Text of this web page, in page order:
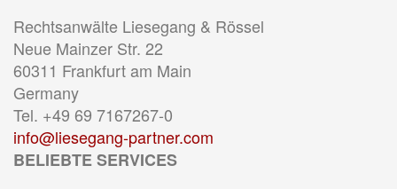
Rechtsanwälte Liesegang & Rössel
Neue Mainzer Str. 22
60311 Frankfurt am Main
Germany
Tel. +49 69 7167267-0
info@liesegang-partner.com
BELIEBTE SERVICES